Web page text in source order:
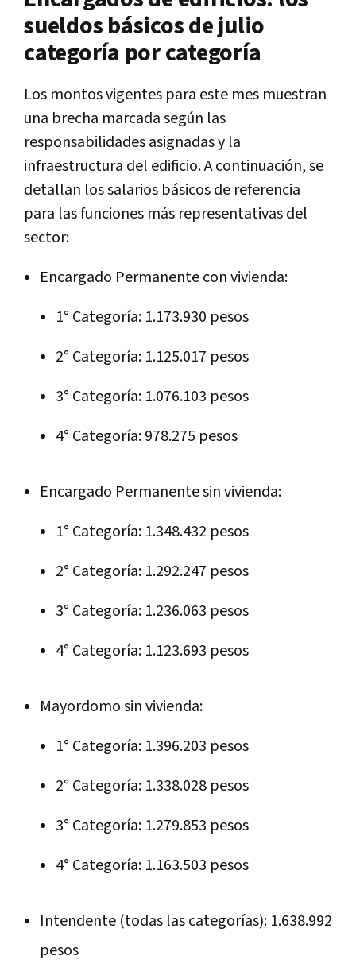
sueldos básicos de julio
categoría por categoría
Los montos vigentes para este mes muestran
una brecha marcada según las
responsabilidades asignadas y la
infraestructura del edificio. A continuación, se
detallan los salarios básicos de referencia
para las funciones más representativas del
sector:
Encargado Permanente con vivienda:
1° Categoría: 1.173.930 pesos
2° Categoría: 1.125.017 pesos
3° Categoría: 1.076.103 pesos
4° Categoría: 978.275 pesos
Encargado Permanente sin vivienda:
1° Categoría: 1.348.432 pesos
2° Categoría: 1.292.247 pesos
3° Categoría: 1.236.063 pesos
4° Categoría: 1.123.693 pesos
Mayordomo sin vivienda:
1° Categoría: 1.396.203 pesos
2° Categoría: 1.338.028 pesos
3° Categoría: 1.279.853 pesos
4° Categoría: 1.163.503 pesos
Intendente (todas las categorías): 1.638.992
pesos